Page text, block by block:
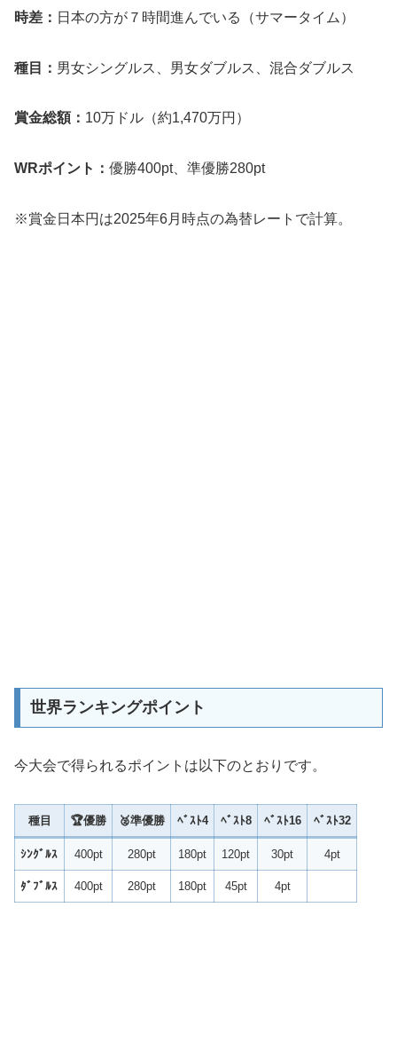
時差： 日本の方が７時間進んでいる（サマータイム）
種目： 男女シングルス、男女ダブルス、混合ダブルス
賞金総額： 10万ドル（約1,470万円）
WRポイント： 優勝400pt、準優勝280pt
※賞金日本円は2025年6月時点の為替レートで計算。
世界ランキングポイント
今大会で得られるポイントは以下のとおりです。
種目 🏆優勝 🥈準優勝 ﾍﾞｽﾄ4 ﾍﾞｽﾄ8 ﾍﾞｽﾄ16 ﾍﾞｽﾄ32
ｼﾝｸﾞﾙｽ 400pt 280pt 180pt 120pt 30pt 4pt
ﾀﾞﾌﾞﾙｽ 400pt 280pt 180pt 45pt 4pt